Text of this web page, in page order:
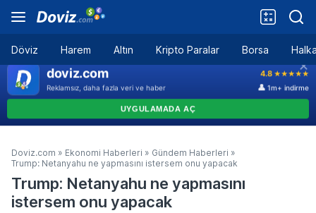
Döviz Harem Altın Kripto Paralar Borsa
Doviz.com » Ekonomi Haberleri » Gündem Haberleri »
Trump: Netanyahu ne yapmasını istersem onu yapacak
Trump: Netanyahu ne yapmasını
istersem onu yapacak